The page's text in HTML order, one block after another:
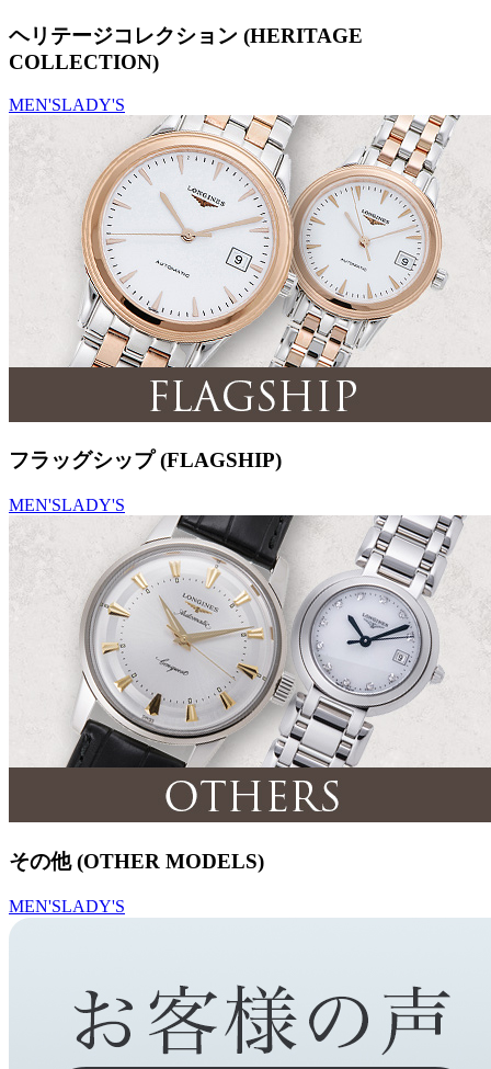
ヘリテージコレクション (HERITAGE
COLLECTION)
MEN'SLADY'S
フラッグシップ (FLAGSHIP)
MEN'SLADY'S
その他 (OTHER MODELS)
MEN'SLADY'S